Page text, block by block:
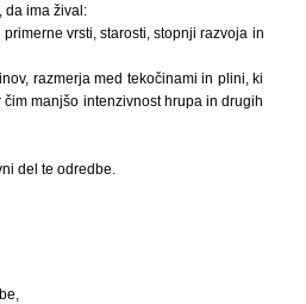
da ima žival:
vrsti, starosti, stopnji razvoja in
razmerja med tekočinami in plini, ki
manjšo intenzivnost hrupa in drugih
del te odredbe.